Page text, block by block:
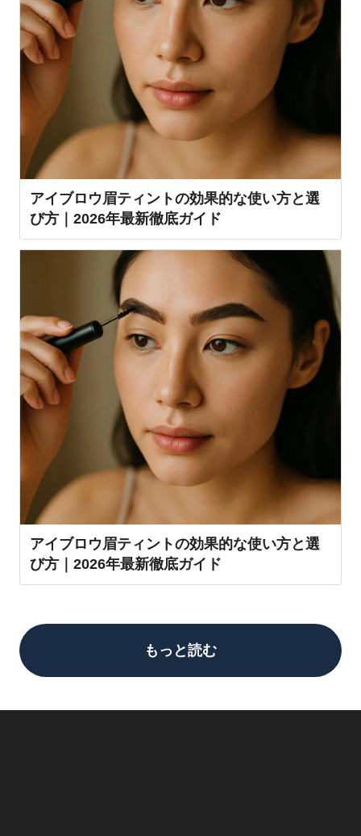
アイブロウ眉ティントの効果的な使い方と選
び方｜2026年最新徹底ガイド
アイブロウ眉ティントの効果的な使い方と選
び方｜2026年最新徹底ガイド
もっと読む